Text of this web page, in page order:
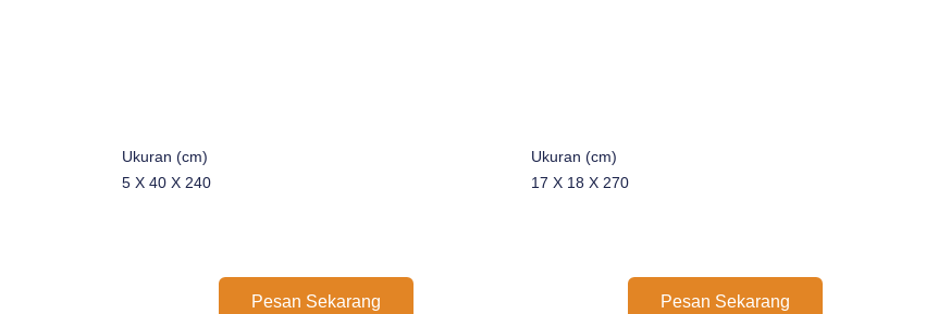
Ukuran (cm)
5 X 40 X 240
Pesan Sekarang
Ukuran (cm)
17 X 18 X 270
Pesan Sekarang